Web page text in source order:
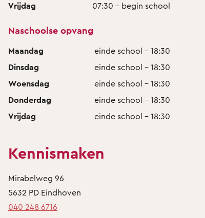
Vrijdag
07:30 - begin school
Naschoolse opvang
Maandag
einde school - 18:30
Dinsdag
einde school - 18:30
Woensdag
einde school - 18:30
Donderdag
einde school - 18:30
Vrijdag
einde school - 18:30
Kennismaken
Mirabelweg 96
5632 PD Eindhoven
040 248 6716